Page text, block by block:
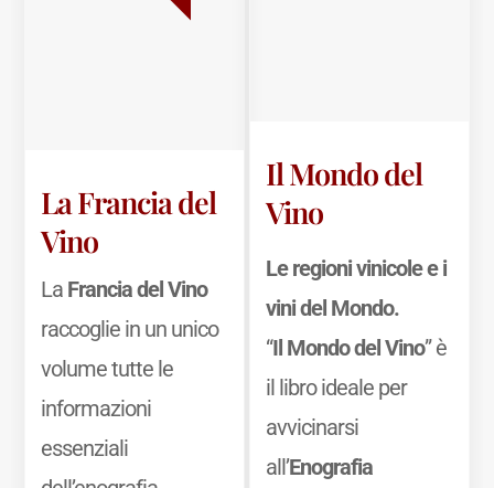
La Francia del
Vino
La Francia del Vino
raccoglie in un unico
volume tutte le
informazioni
essenziali
Il Mondo del
Vino
Le regioni vinicole e i
vini del Mondo.
“Il Mondo del Vino” è
il libro ideale per
avvicinarsi
all’Enografia